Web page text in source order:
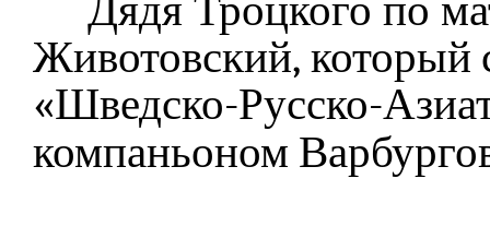
Дядя Троцкого по
Животовский,
«Шведско-Русско-
компаньоном